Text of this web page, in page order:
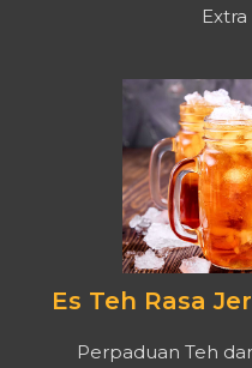
Extra
Es Teh Rasa
Perpaduan Teh